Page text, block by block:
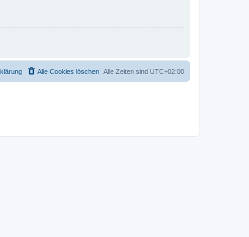
Alle Zeiten sind UTC+02:00
Alle Cookies löschen